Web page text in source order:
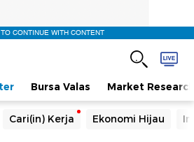
CONTINUE WITH CONTENT
Bursa Valas Market Research
Cari(in) Kerja Ekonomi Hijau